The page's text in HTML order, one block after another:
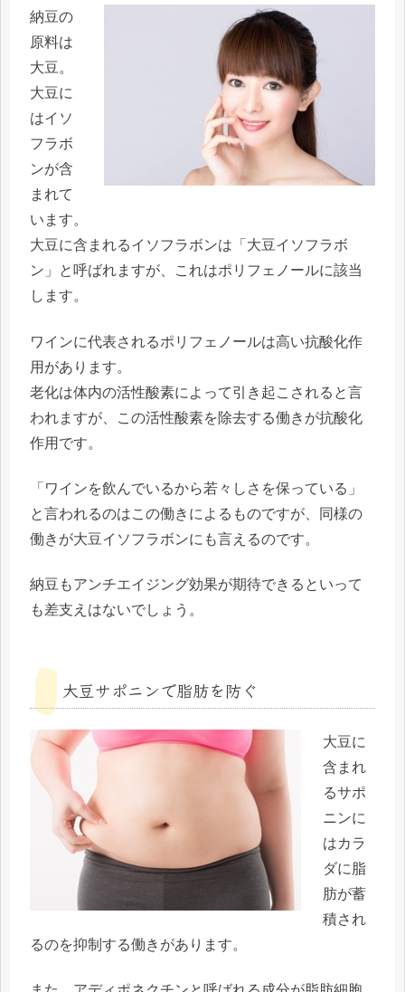
納豆の
原料は
大豆。
大豆に
はイソ
フラボ
ンが含
まれて
います。
大豆に含まれるイソフラボンは「大豆イソフラボ
ン」と呼ばれますが、これはポリフェノールに該当
します。
ワインに代表されるポリフェノールは高い抗酸化作
用があります。
老化は体内の活性酸素によって引き起こされると言
われますが、この活性酸素を除去する働きが抗酸化
作用です。
「ワインを飲んでいるから若々しさを保っている」
と言われるのはこの働きによるものですが、同様の
働きが大豆イソフラボンにも言えるのです。
納豆もアンチエイジング効果が期待できるといって
も差支えはないでしょう。
大豆サポニンで脂肪を防ぐ
大豆に
含まれ
るサポ
ニンに
はカラ
ダに脂
肪が蓄
積され
るのを抑制する働きがあります。